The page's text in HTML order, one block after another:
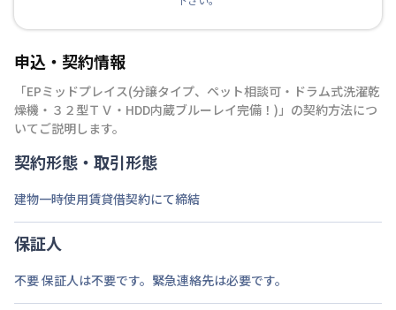
申込・契約情報
「EPミッドプレイス(分譲タイプ、ペット相談可・ドラム式洗濯乾
燥機・３２型ＴＶ・HDD内蔵ブルーレイ完備！) 」の契約方法につ
いてご説明します。
契約形態・取引形態
建物一時使用賃貸借契約にて締結
保証人
不要 保証人は不要です。緊急連絡先は必要です。